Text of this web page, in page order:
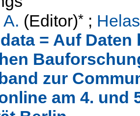
(Editor)* ;
= Auf
zur
am 4. und